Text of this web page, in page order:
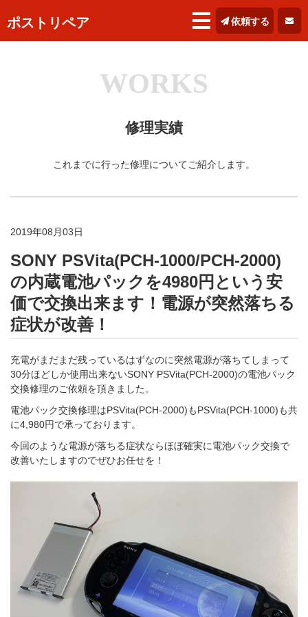
ポストリペア 依頼する
WORKS
修理実績
これまでに行った修理についてご紹介します。
2019年08月03日
SONY PSVita(PCH-1000/PCH-2000)
の内蔵電池パックを4980円という安
価で交換出来ます！電源が突然落ちる
症状が改善！
充電がまだまだ残っているはずなのに突然電源が落ちてしまって
30分ほどしか使用出来ないSONY PSVita(PCH-2000)の電池パック
交換修理のご依頼を頂きました。
電池パック交換修理はPSVita(PCH-2000)もPSVita(PCH-1000)も共
に4,980円で承っております。
今回のような電源が落ちる症状ならほぼ確実に電池パック交換で
改善いたしますのでぜひお任せを！